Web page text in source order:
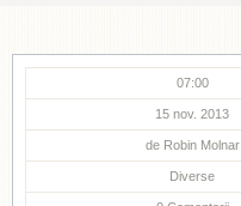
07:00
15 nov. 2013
de Robin Molnar
Diverse